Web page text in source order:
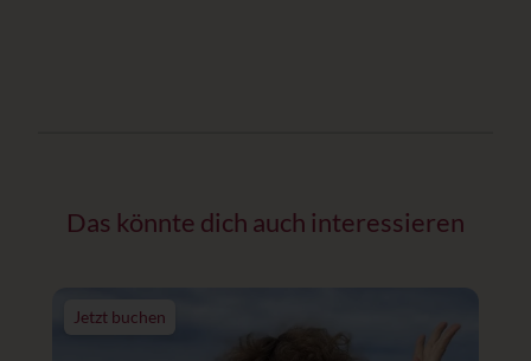
Das könnte dich auch interessieren
Jetzt buchen